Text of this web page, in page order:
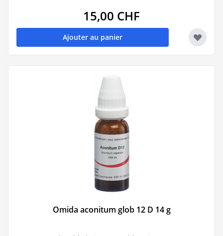
15,00 CHF
Ajouter au panier
Omida aconitum glob 12 D 14 g